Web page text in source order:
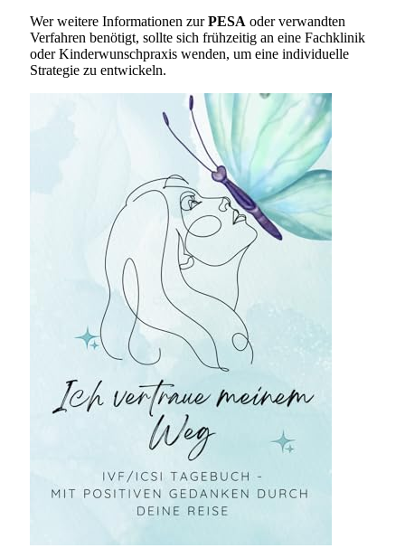
Wer weitere Informationen zurPESA oder verwandten
Verfahren benötigt, sollte sich frühzeitig an eine Fachklinik
oder Kinderwunschpraxis wenden, um eine individuelle
Strategie zu entwickeln.